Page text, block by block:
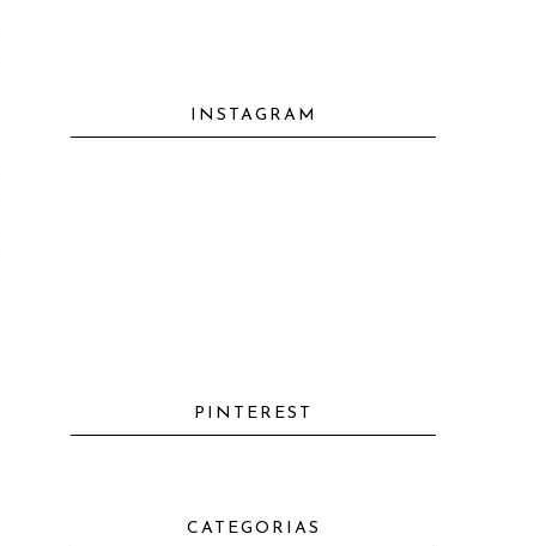
INSTAGRAM
PINTEREST
CATEGORIAS